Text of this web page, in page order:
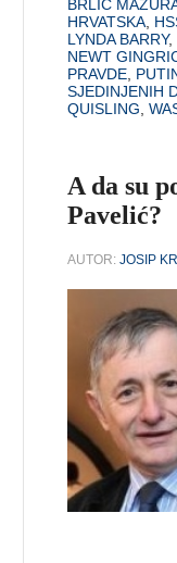
BRLIĆ
HRVATSKA
LYNDA BARRY,
NEWT
PRAVDE
SJEDINJENIH
QUISLING ,
A da su
Pavelić?
AUTOR:JOSIP